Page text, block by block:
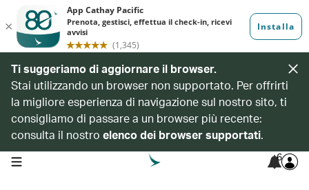
Ti suggeriamo di aggiornare il browser.
Stai utilizzando un browser non supportato. Per offrirti
la migliore esperienza di navigazione sul nostro sito, ti
consigliamo di passare a un browser più recente:
consulta il nostro elenco dei browser supportati.
open navigation menu 6